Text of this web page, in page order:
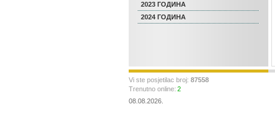
2023 ГОДИНА
2024 ГОДИНА
Vi ste posjetilac broj: 87558
Trenutno online: 2
08.08.2026.